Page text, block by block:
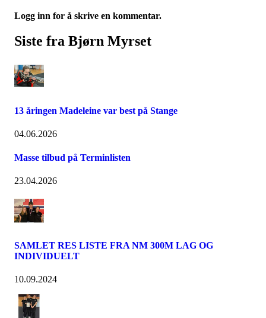
Logg inn for å skrive en kommentar.
Siste fra Bjørn Myrset
13 åringen Madeleine var best på Stange
04.06.2026
Masse tilbud på Terminlisten
23.04.2026
SAMLET RES LISTE FRA NM 300M LAG OG
INDIVIDUELT
10.09.2024